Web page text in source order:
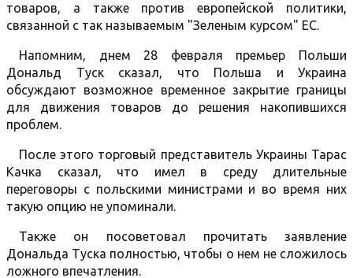
товаров, а также против европейской политики,
связанной с так называемым "Зеленым курсом" ЕС.
Напомним, днем 28 февраля премьер Польши
Дональд Туск сказал, что Польша и Украина
обсуждают возможное временное закрытие границы
для движения товаров до решения накопившихся
проблем.
После этого торговый представитель Украины Тарас
Качка сказал, что имел в среду длительные
переговоры с польскими министрами и во время них
такую опцию не упоминали.
Также он посоветовал прочитать заявление
Дональда Туска полностью, чтобы о нем не сложилось
ложного впечатления.